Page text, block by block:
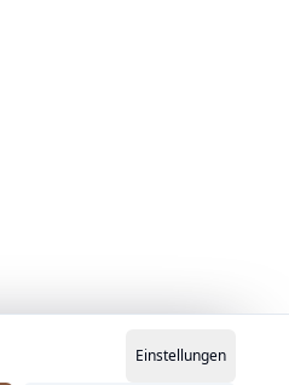
Einstellungen